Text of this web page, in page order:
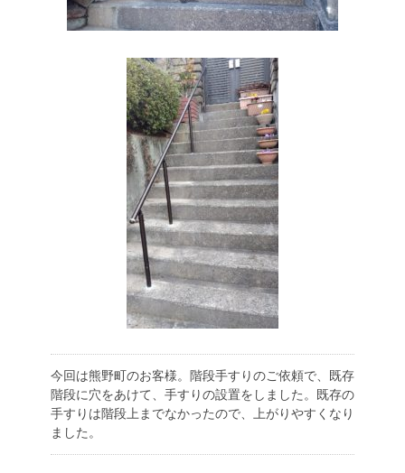
今回は熊野町のお客様。階段手すりのご依頼で、既存
階段に穴をあけて、手すりの設置をしました。既存の
手すりは階段上までなかったので、上がりやすくなり
ました。